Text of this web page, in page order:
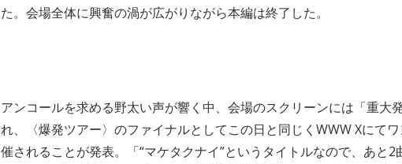
た。会場全体に興奮の渦が広がりながら本編は終了した。
アンコールを求める野太い声が響く中、会場のスクリーンには「重大
れ、〈爆発ツアー〉のファイナルとしてこの日と同じくWWW Xにて
催されることが発表。「“マケタクナイ”というタイトルなので、あと